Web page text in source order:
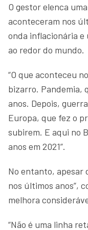
O gestor elenca
aconteceram nos
onda inflacionária e
ao redor do mundo.
“O que aconteceu
bizarro. Pandemia,
anos. Depois,
Europa, que fez o
subirem. E aqui no
anos em 2021”.
No entanto, apesar
nos últimos anos”,
melhora
“Não é uma linha